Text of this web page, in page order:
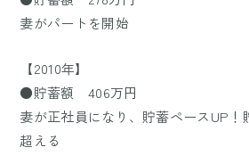
妻がパートを開始
【2010年】
●貯蓄額 406万円
妻が正社員になり、貯蓄ペースUP！
超える